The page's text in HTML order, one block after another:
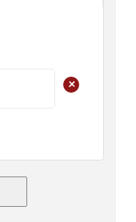
+